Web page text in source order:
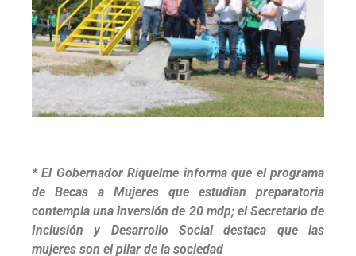
* El Gobernador Riquelme informa que el programa
de Becas a Mujeres que estudian preparatoria
contempla una inversión de 20 mdp; el Secretario de
Inclusión y Desarrollo Social destaca que las
mujeres son el pilar de la sociedad